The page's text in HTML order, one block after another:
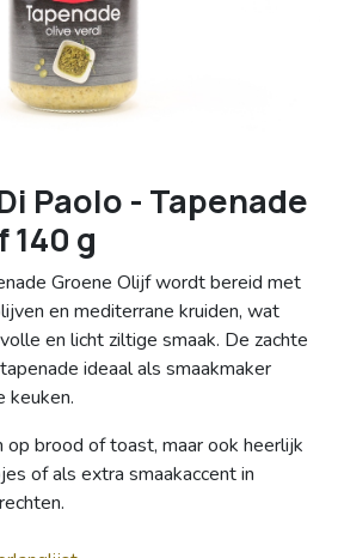
Paolo - Tapenade
140 g
Groene Olijf wordt bereid met
en mediterrane kruiden, wat
en licht ziltige smaak. De zachte
ideaal als smaakmaker
keuken.
brood of toast, maar ook heerlijk
of als extra smaakaccent in